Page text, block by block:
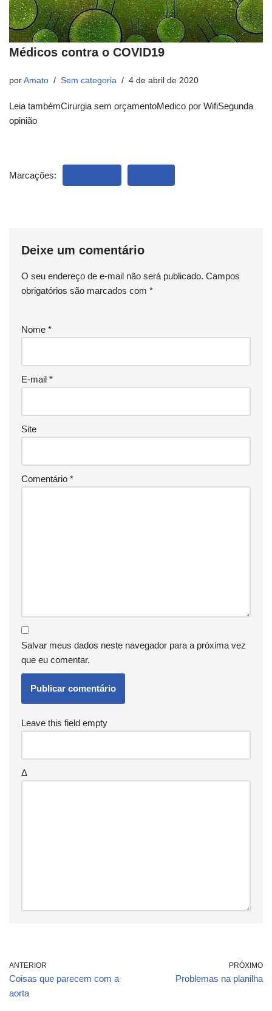
Médicos contra o COVID19
por Amato Sem categoria 4 de abril de 2020
Leia tambémCirurgia sem orçamentoMedico por WifiSegunda
opinião
Marcações:
Deixe um comentário
O seu endereço de e-mail não será publicado. Campos
obrigatórios são marcados com *
Nome *
E-mail *
Site
Comentário *
Salvar meus dados neste navegador para a próxima vez
que eu comentar.
Leave this field empty
Δ
ANTERIOR
Coisas que parecem com a
aorta
PRÓXIMO
Problemas na planilha